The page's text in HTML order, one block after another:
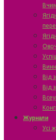
Від
Від
Журнали
Усі